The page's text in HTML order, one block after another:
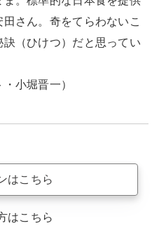
さん。奇をてらわないこ
（ひけつ）だと思ってい
小堀晋一）
はこちら
はこちら